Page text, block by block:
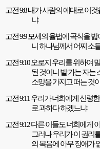
고전9:8내가 사람의 예대로 이
냐
고전9:9모세의 율법에 곡식을
니 하나님께서 어찌 소
고전9:10오로지 우리를 위하여
된 것이니 밭 가는 자는
소망을 가지고 떠는 것
고전9:11우리가 너희에게 신령
로 과하다 하겠느냐
고전9:12다른 이들도 너희에게
그러나 우리가 이 권리
의 복음에 아무 장애가